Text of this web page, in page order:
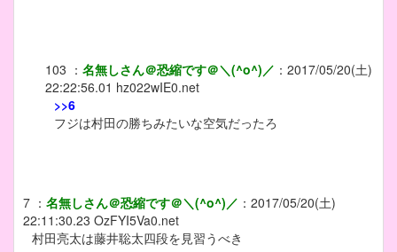
103 ： 名無しさん＠恐縮です＠＼(^o^)／ ： 2017/05/20(土)
22:22:56.01 hz022wIE0.net
>>6
フジは村田の勝ちみたいな空気だったろ
7 ： 名無しさん＠恐縮です＠＼(^o^)／ ： 2017/05/20(土)
22:11:30.23 OzFYI5Va0.net
村田亮太は藤井聡太四段を見習うべき